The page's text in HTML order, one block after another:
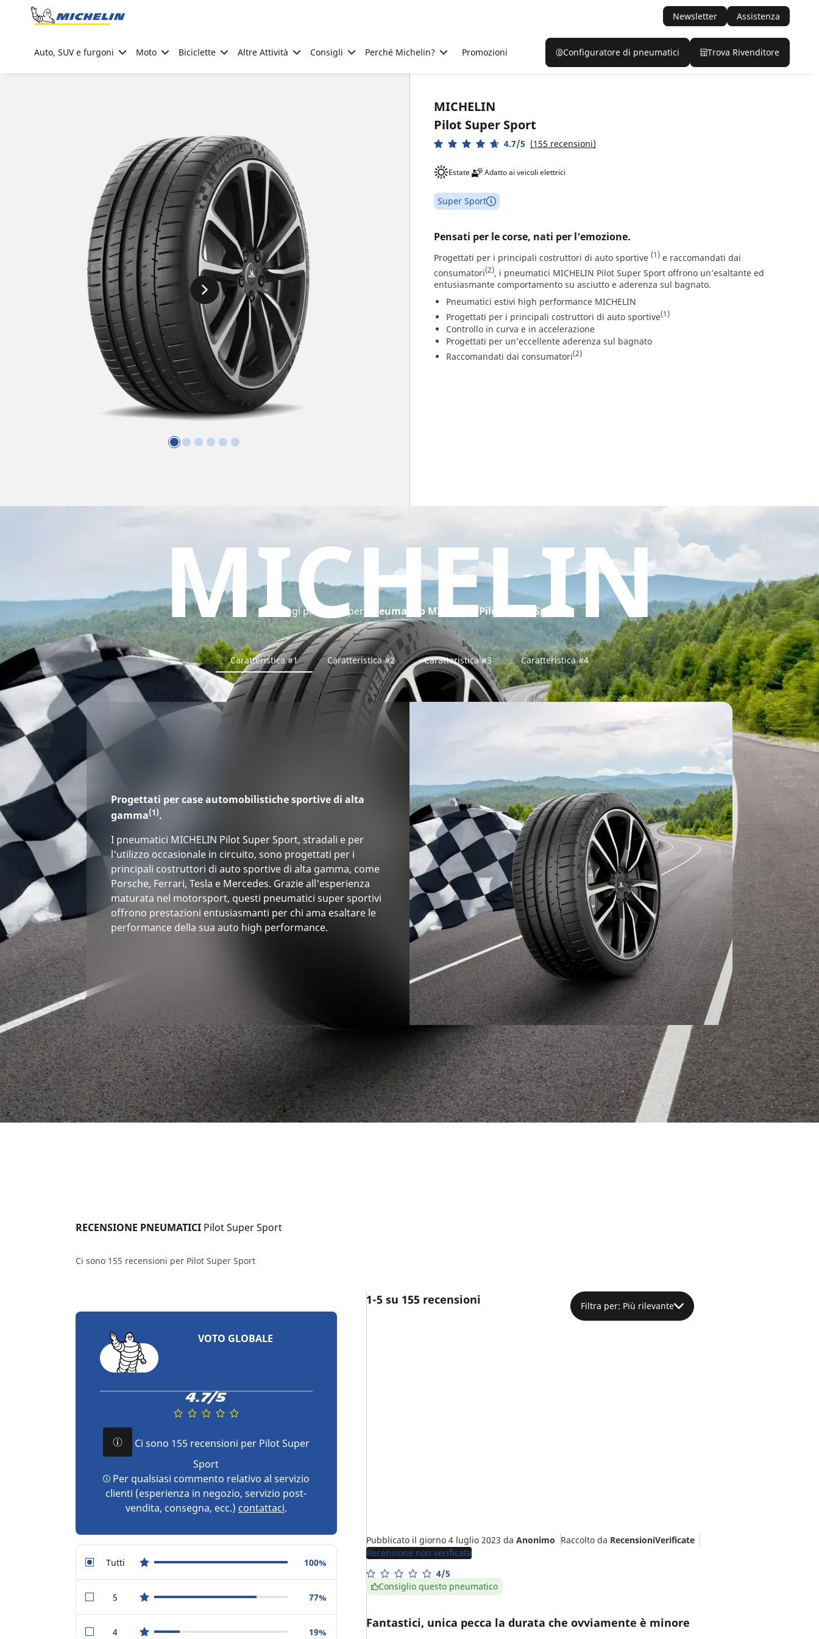
Go to page content
Newsletter Assistenza
Auto, SUV e furgoni Moto Biciclette Altre Attività Consigli Perché Michelin? Promozioni Configuratore di pneumatici Trova Rivenditore
MICHELIN
Pilot Super Sport
4.7/5 (155 recensioni)
Estate Adatto ai veicoli elettrici
Super Sport
Pensati per le corse, nati per l’emozione.
Progettati per i principali costruttori di auto sportive (1) e raccomandati dai
consumatori(2), i pneumatici MICHELIN Pilot Super Sport offrono un’esaltante ed
entusiasmante comportamento su asciutto e aderenza sul bagnato.
Pneumatici estivi high performance MICHELIN
Progettati per i principali costruttori di auto sportive(1)
Controllo in curva e in accelerazione
Progettati per un’eccellente aderenza sul bagnato
Raccomandati dai consumatori(2)
MICHELIN
Vantaggi principali perpneumatico MICHELIN Pilot Super Sport
Caratteristica #1 Caratteristica #2 Caratteristica #3 Caratteristica #4
Progettati per case automobilistiche sportive di alta
gamma(1).
I pneumatici MICHELIN Pilot Super Sport, stradali e per
l'utilizzo occasionale in circuito, sono progettati per i
principali costruttori di auto sportive di alta gamma, come
Porsche, Ferrari, Tesla e Mercedes. Grazie all'esperienza
maturata nel motorsport, questi pneumatici super sportivi
offrono prestazioni entusiasmanti per chi ama esaltare le
performance della sua auto high performance.
RECENSIONE PNEUMATICI Pilot Super Sport
Ci sono 155 recensioni per Pilot Super Sport
VOTO GLOBALE
4.7/5
Ci sono 155 recensioni per Pilot Super
Sport
Per qualsiasi commento relativo al servizio
clienti (esperienza in negozio, servizio post-
vendita, consegna, ecc.) contattaci.
Tuttistar reviews 100%
5star reviews 77%
4 19%
1-5 su 155 recensioni Filtra per: Più rilevante
Pubblicato il giorno 4 luglio 2023 da Anonimo Raccolto da RecensioniVerificate
Recensione non verificata
4/5
Consiglio questo pneumatico
Fantastici, unica pecca la durata che ovviamente è minore